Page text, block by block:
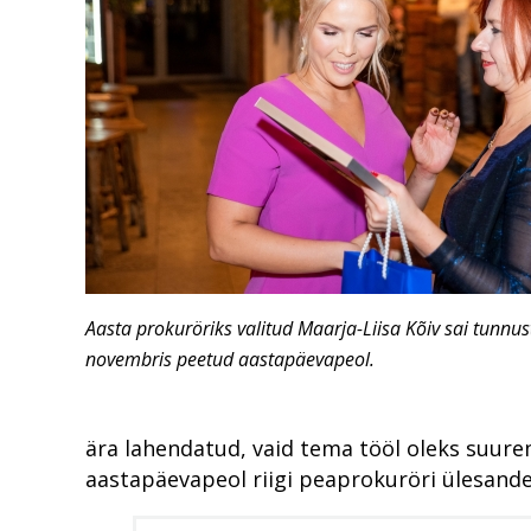
Aasta prokuröriks valitud Maarja-Liisa Kõiv sai
novembris peetud aastapäevapeol.
ära lahendatud, vaid tema tööl oleks
aastapäevapeol riigi peaprokuröri